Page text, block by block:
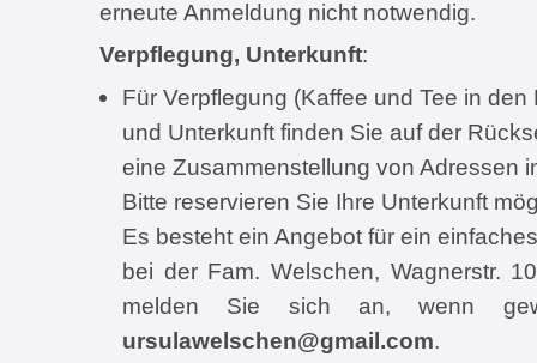
erneute Anmeldung nicht notwendig.
Verpflegung, Unterkunft:
Für Verpflegung (Kaffee und Tee in
und Unterkunft finden Sie auf der
eine Zusammenstellung von Adressen
Bitte reservieren Sie Ihre Unterkunft
Es besteht ein Angebot für ein
bei der Fam. Welschen, Wagnerstr.
melden Sie sich an, wenn
ursulawelschen@gmail.com.